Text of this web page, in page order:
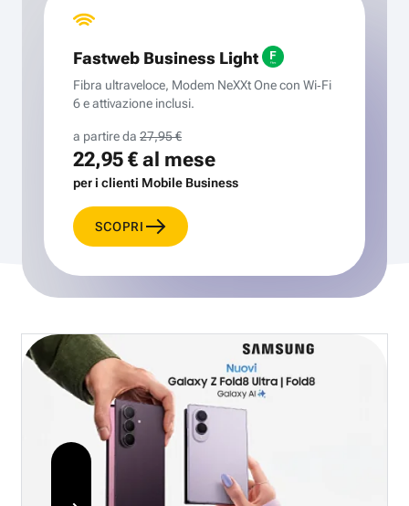
Fastweb Business Light
Fibra ultraveloce, Modem NeXXt One con Wi‑Fi
6 e attivazione inclusi.
a partire da 27,95 €
22,95 €al mese
per i clienti Mobile Business
SCOPRI